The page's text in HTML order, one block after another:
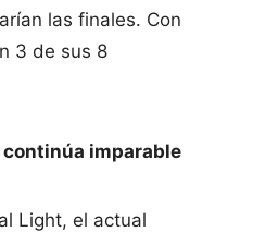
las finales. Con
3 de sus 8
imparable
Light, el actual